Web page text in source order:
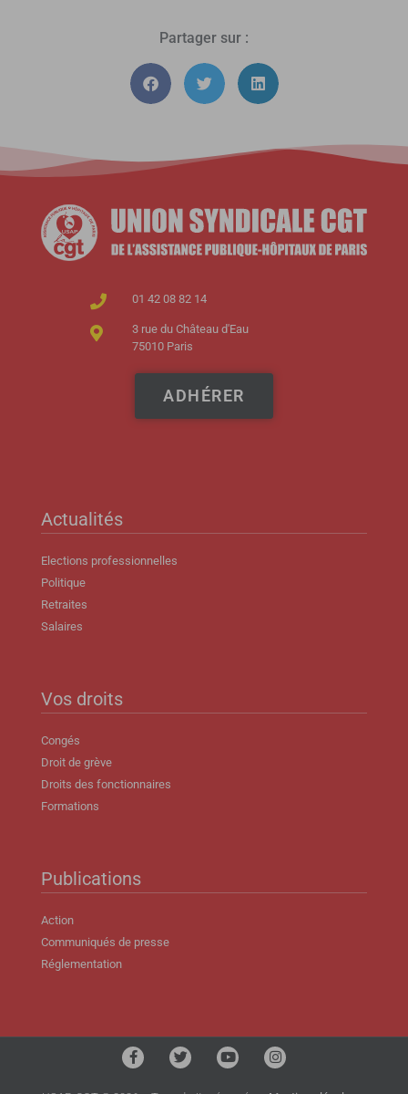
Partager sur :
01 42 08 82 14
3 rue du Château d'Eau
75010 Paris
ADHÉRER
Actualités
Elections professionnelles
Politique
Retraites
Salaires
Vos droits
Congés
Droit de grève
Droits des fonctionnaires
Formations
Publications
Action
Communiqués de presse
Réglementation